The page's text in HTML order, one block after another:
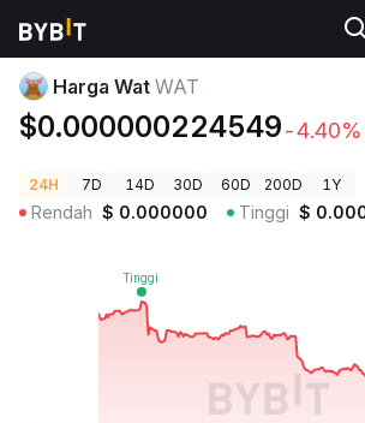
Harga Kripto
Harga Wat WAT
$0.000000224549-4.40%
24H 7D 14D 30D 60D 200D 1Y
Rendah $ 0.000000 Tinggi $